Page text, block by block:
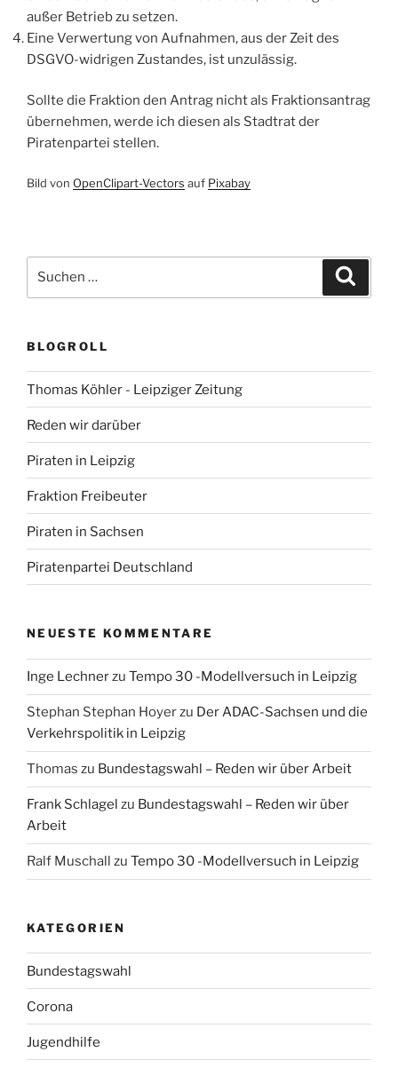
außer Betrieb zu setzen.
Eine Verwertung von Aufnahmen, aus der Zeit des
DSGVO-widrigen Zustandes, ist unzulässig.
Sollte die Fraktion den Antrag nicht als Fraktionsantrag
übernehmen, werde ich diesen als Stadtrat der
Piratenpartei stellen.
Bild von OpenClipart-Vectors auf Pixabay
nach:
BLOGROLL
Thomas Köhler - Leipziger Zeitung
Reden wir darüber
Piraten in Leipzig
Fraktion Freibeuter
Piraten in Sachsen
Piratenpartei Deutschland
NEUESTE KOMMENTARE
Inge Lechnerzu Tempo 30 -Modellversuch in Leipzig
Stephan Stephan Hoyerzu Der ADAC-Sachsen und die
Verkehrspolitik in Leipzig
Thomas zu Bundestagswahl – Reden wir über Arbeit
Frank Schlagel zu Bundestagswahl – Reden wir über
Arbeit
Ralf Muschall zu Tempo 30 -Modellversuch in Leipzig
KATEGORIEN
Bundestagswahl
Corona
Jugendhilfe